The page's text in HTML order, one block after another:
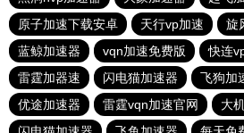
原子加速下载安卓
天行vp加速
旋
蓝鲸加速器
vqn加速免费版
快连
雷霆加器速
闪电猫加速器 飞狗加
优途加速器
雷霆vqn加速官网
大